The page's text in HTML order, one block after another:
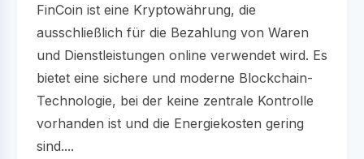
FinCoin ist eine Kryptowährung, die
ausschließlich für die Bezahlung von Waren
und Dienstleistungen online verwendet wird. Es
bietet eine sichere und moderne Blockchain-
Technologie, bei der keine zentrale Kontrolle
vorhanden ist und die Energiekosten gering
sind....